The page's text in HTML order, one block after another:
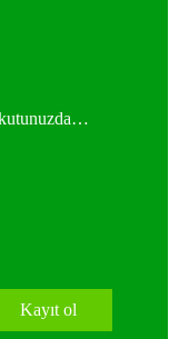
kutunuzda…
Kayıt ol